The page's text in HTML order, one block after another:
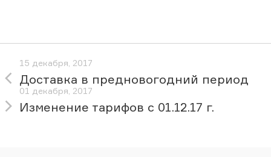
15 декабря, 2017
Доставка в предновогодний период
01 декабря, 2017
Изменение тарифов с 01.12.17 г.